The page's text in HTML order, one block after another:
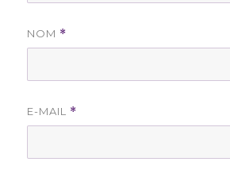
NOM *
E-MAIL *